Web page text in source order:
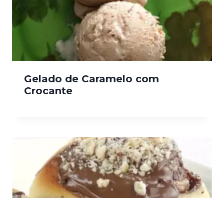
Gelado de Caramelo com
Crocante